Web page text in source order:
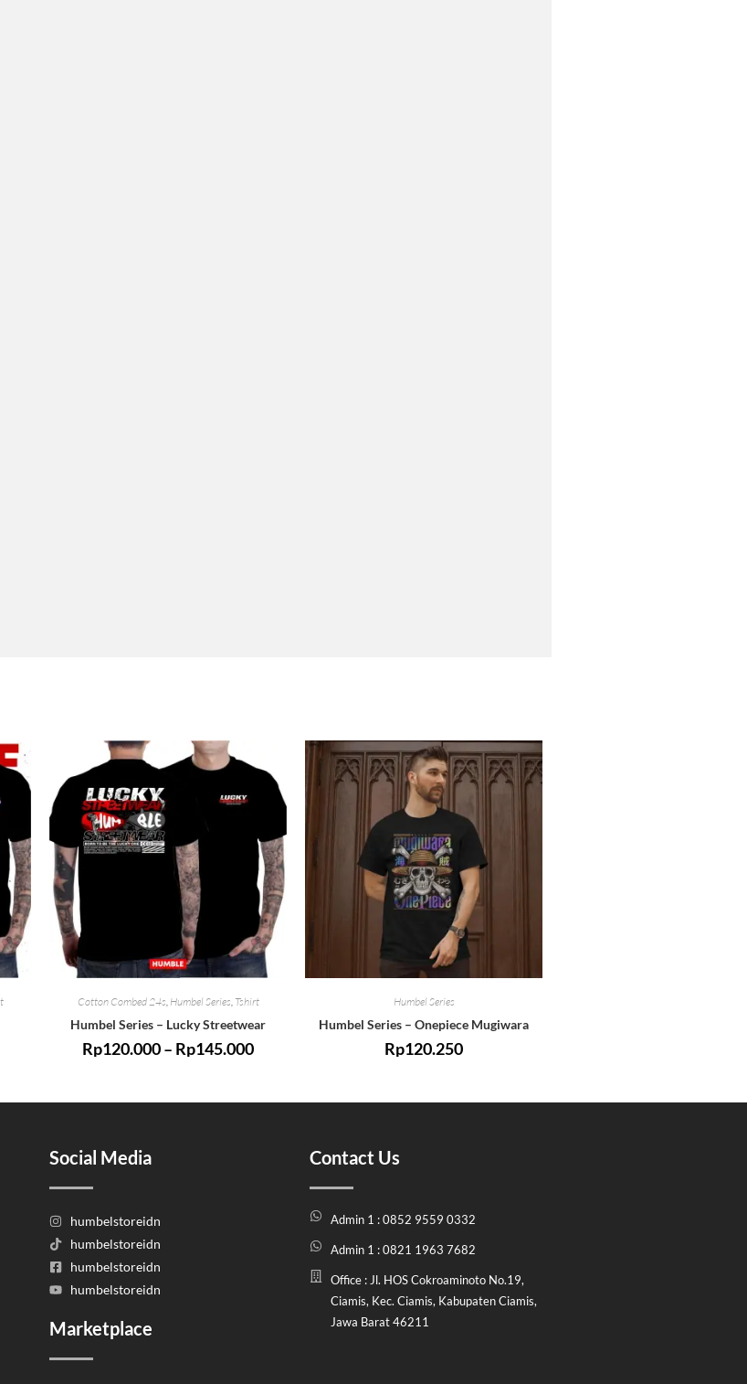
Cotton Combed 24s, Humbel Series, Tshirt
Humbel Series – Lucky Streetwear
Rp120.000– Rp145.000
Humbel Series
Humbel Series – Onepiece Mugiwara
Rp120.250
Social Media
humbelstoreidn
humbelstoreidn
humbelstoreidn
humbelstoreidn
Marketplace
Contact Us
Admin 1 : 0852 9559 0332
Admin 1 : 0821 1963 7682
Office : Jl. HOS Cokroaminoto No.19,
Ciamis, Kec. Ciamis, Kabupaten Ciamis,
Jawa Barat 46211